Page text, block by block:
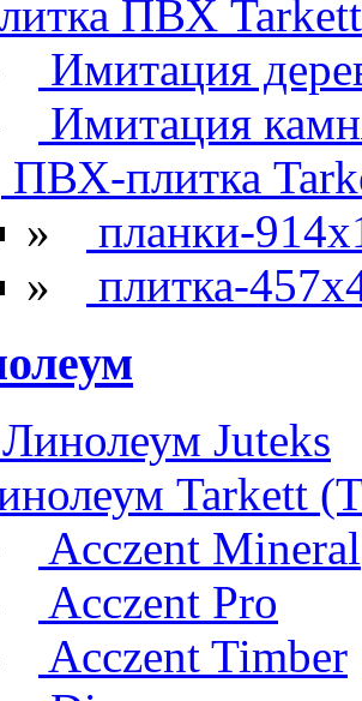
ПВХ Tarkett
Имитация
Имитация
ПВХ-плитка
»
планки-
»
плитка-
Линолеум Juteks
Tarkett
Acczent Mineral
Acczent Pro
Acczent Timber